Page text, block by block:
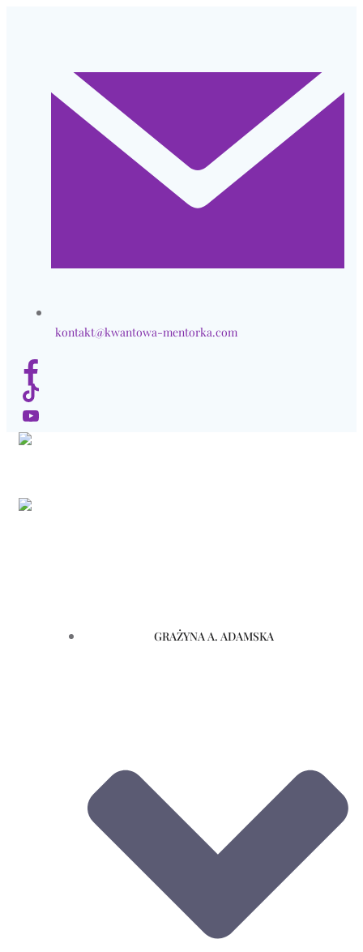
kontakt@kwantowa-mentorka.com
GRAŻYNA A. ADAMSKA